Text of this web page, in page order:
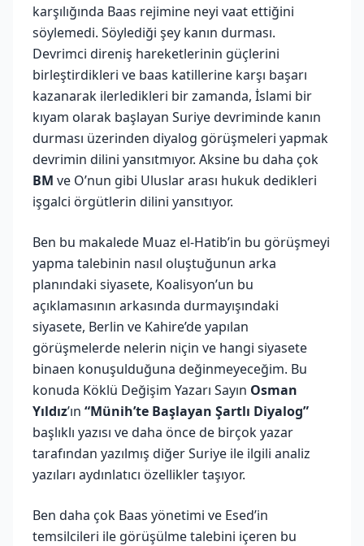
karşılığında Baas rejimine neyi vaat ettiğini
söylemedi. Söylediği şey kanın durması.
Devrimci direniş hareketlerinin güçlerini
birleştirdikleri ve baas katillerine karşı başarı
kazanarak ilerledikleri bir zamanda, İslami bir
kıyam olarak başlayan Suriye devriminde kanın
durması üzerinden diyalog görüşmeleri yapmak
devrimin dilini yansıtmıyor. Aksine bu daha çok
BM ve O’nun gibi Uluslar arası hukuk dedikleri
işgalci örgütlerin dilini yansıtıyor.
Ben bu makalede Muaz el-Hatib’in bu görüşmeyi
yapma talebinin nasıl oluştuğunun arka
planındaki siyasete, Koalisyon’un bu
açıklamasının arkasında durmayışındaki
siyasete, Berlin ve Kahire’de yapılan
görüşmelerde nelerin niçin ve hangi siyasete
binaen konuşulduğuna değinmeyeceğim. Bu
konuda Köklü Değişim Yazarı Sayın Osman
Yıldız’ın “Münih’te Başlayan Şartlı Diyalog”
başlıklı yazısı ve daha önce de birçok yazar
tarafından yazılmış diğer Suriye ile ilgili analiz
yazıları aydınlatıcı özellikler taşıyor.
Ben daha çok Baas yönetimi ve Esed’in
temsilcileri ile görüşülme talebini içeren bu